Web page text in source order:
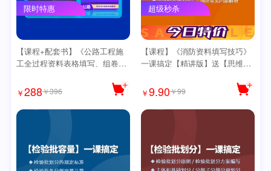
限时特惠
【课程+配套书】《公路工程施
工全过程资料表格填写、组卷、
路导图
￥288￥396
超级秒杀
【课程】《消防资料填写技巧》
一课搞定【精讲版】送【思维导
￥9.90￥99